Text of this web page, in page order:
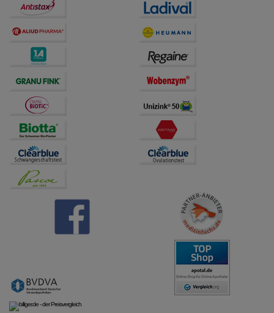
Dritte wie z.B. Google oder soziale Medien
übertragen werden.